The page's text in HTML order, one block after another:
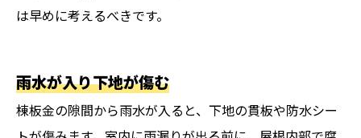
は早めに考えるべきです。
雨水が入り下地が傷む
棟板金の隙間から雨水が入ると、下地の貫板や防水シー